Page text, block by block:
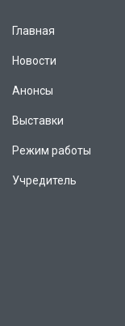
Главная
Новости
Анонсы
Выставки
Режим работы
Учредитель